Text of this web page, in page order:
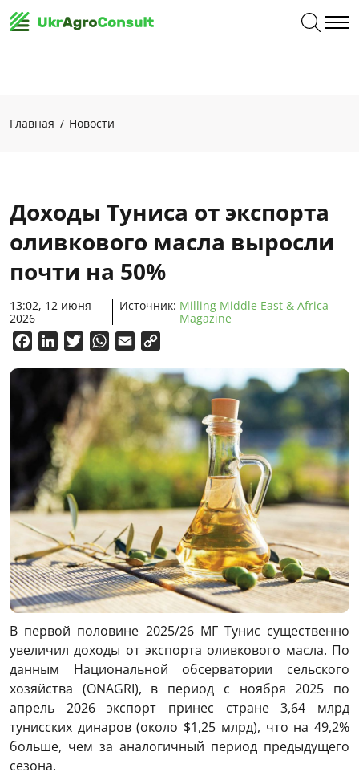
Главная Новости
Доходы Туниса от экспорта
оливкового масла выросли
почти на 50%
13:02, 12 июня
2026
Источник: Milling Middle East & Africa
Magazine
FacebookLinkedInTwitterWhatsApp
Email
В первой половине 2025/26 МГ Тунис существенно
увеличил доходы от экспорта оливкового масла. По
данным Национальной обсерватории сельского
хозяйства (ONAGRI), в период с ноября 2025 по
апрель 2026 экспорт принес стране 3,64 млрд
тунисских динаров (около $1,25 млрд), что на 49,2%
больше, чем за аналогичный период предыдущего
сезона.